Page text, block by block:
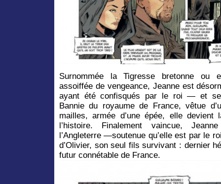
Surnommée la Tigresse bretonne ou
assoiffée de vengeance, Jeanne est
ayant été confisqués par le roi — et
Bannie du royaume de France, vêtue
mailles, armée d’une épée, elle
l’histoire. Finalement vaincue,
l’Angleterre —soutenue qu’elle est par le
d’Olivier, son seul fils survivant : dernier
futur connétable de France.